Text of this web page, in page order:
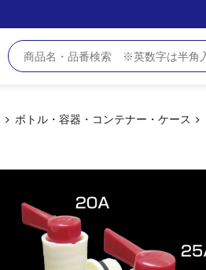
ボトル・容器・コンテナー・ケース